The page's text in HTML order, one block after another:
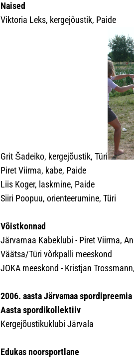
Naised
Viktoria Leks, kergejõustik, Paide
Grit Šadeiko, kergejõustik, Türi
Piret Viirma, kabe, Paide
Liis Koger, laskmine, Paide
Siiri Poopuu, orienteerumine, Türi
Võistkonnad
Järvamaa Kabeklubi - Piret Viirma,
Väätsa/Türi võrkpalli meeskond
JOKA meeskond - Kristjan
2006. aasta Järvamaa spordipreemia
Aasta spordikollektiiv
Kergejõustikuklubi Järvala
Edukas noorsportlane